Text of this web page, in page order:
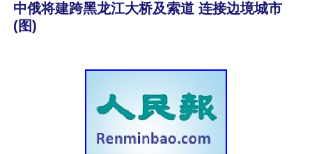
中俄将建跨黑龙江大桥及索道 连接边境城市
(图)